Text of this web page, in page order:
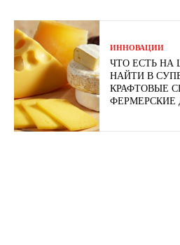
ИННОВАЦИИ
ЧТО ЕСТЬ НА
НАЙТИ В
КРАФТОВЫЕ
ФЕРМЕРСКИЕ